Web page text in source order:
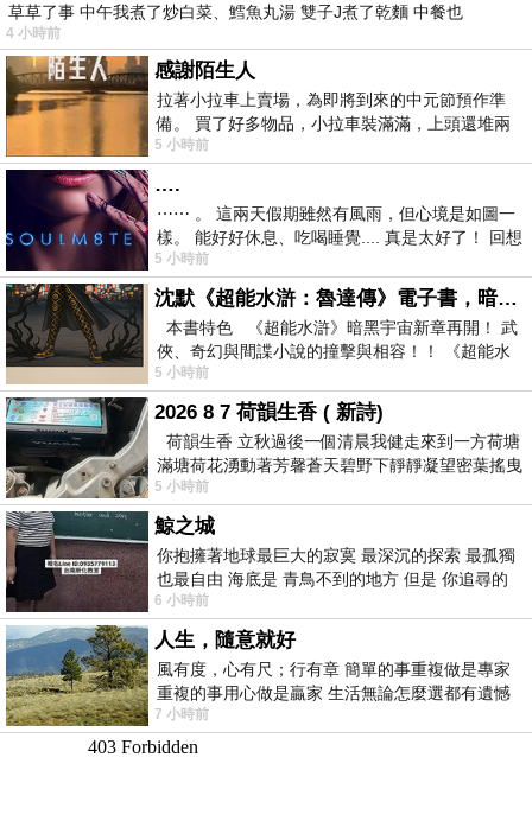
草草了事 中午我煮了炒白菜、鱈魚丸湯 雙子J煮了乾麵 中餐也
4 小時前
感謝陌生人
拉著小拉車上賣場，為即將到來的中元節預作準
備。 買了好多物品，小拉車裝滿滿，上頭還堆兩
紙箱。 雖辛苦了點，這點程度我一個人搬
5 小時前
….
⋯⋯ 。 這兩天假期雖然有風雨，但心境是如圖一
樣。 能好好休息、吃喝睡覺.... 真是太好了！ 回想
起來，以前根本就很難有這
5 小時前
沈默《超能水滸：魯達傳》電子書，暗黑宇宙新章，一一五年八月璀璨上架！
本書特色 《超能水滸》暗黑宇宙新章再開！ 武
俠、奇幻與間諜小說的撞擊與相容！！ 《超能水
滸》系列第四部
5 小時前
2026 8 7 荷韻生香 ( 新詩)
荷韻生香 立秋過後一個清晨我健走來到一方荷塘
滿塘荷花湧動著芳馨蒼天碧野下靜靜凝望密葉搖曳
幽泉中復有蛙鳴嘓嘓水波裡搖曳
5 小時前
鯨之城
你抱擁著地球最巨大的寂寞 最深沉的探索 最孤獨
也最自由 海底是 青鳥不到的地方 但是 你追尋的
幸福 可以比珍珠更
6 小時前
人生，隨意就好
風有度，心有尺；行有章 簡單的事重複做是專家
重複的事用心做是贏家 生活無論怎麼選都有遺憾
所以開心就好 生活不會辜負認真
7 小時前